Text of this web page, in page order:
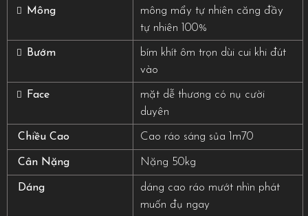
Mông
mông mẩy tự nhiên căng đầy
tự nhiên 100%
Bướm
bím khít ôm trọn dùi cui khi đút
vào
Face
mặt dễ thương có nụ cười
duyên
Chiều Cao Cao ráo sáng sủa 1m70
Cân Nặng Nặng 50kg
Dáng
dáng cao ráo mướt nhìn phát
muốn đụ ngay